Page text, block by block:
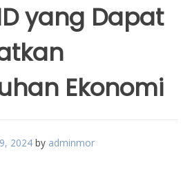
yang Dapat
Ekonomi
2024 by adminmor